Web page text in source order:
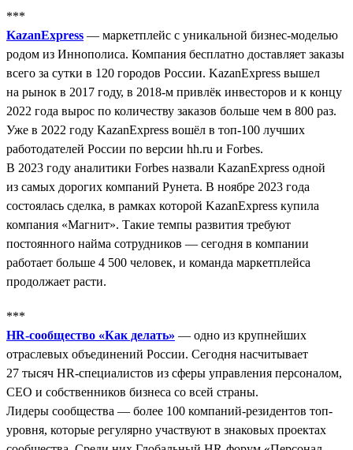
***
KazanExpress — маркетплейс с уникальной бизнес-моделью
родом из Иннополиса. Компания бесплатно доставляет заказы
всего за сутки в 120 городов России. KazanExpress вышел
на рынок в 2017 году, в 2018‑м привлёк инвесторов и к концу
2022 года вырос по количеству заказов больше чем в 800 раз.
Уже в 2022 году KazanExpress вошёл в топ-100 лучших
работодателей России по версии hh.ru и Forbes.
В 2023 году аналитики Forbes назвали KazanExpress одной
из самых дорогих компаний Рунета. В ноябре 2023 года
состоялась сделка, в рамках которой KazanExpress купила
компания «Магнит». Такие темпы развития требуют
постоянного найма сотрудников — сегодня в компании
работает больше 4 500 человек, и команда маркетплейса
продолжает расти.
***
HR-сообщество «Как делать» — одно из крупнейших
отраслевых объединений России. Сегодня насчитывает
27 тысяч HR-специалистов из сферы управления персоналом,
СЕО и собственников бизнеса со всей страны.
Лидеры сообщества — более 100 компаний-резидентов топ-
уровня, которые регулярно участвуют в знаковых проектах